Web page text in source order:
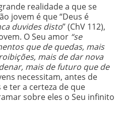
realidade a que se
jovem é que “Deus é
duvides disto” (ChV 112),
O Seu amor “se
que de quedas, mais
mais de dar nova
mais de futuro que de
necessitam, antes de
ter a certeza de que
sobre eles o Seu infinito